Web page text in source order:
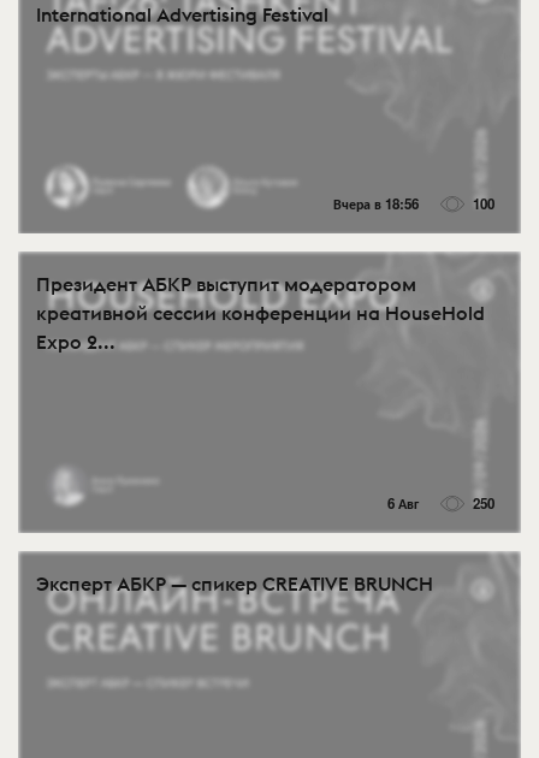
International Advertising Festival
Вчера в 18:56 100
Президент АБКР выступит модератором
креативной сессии конференции на HouseHold
Expo 2...
6 Авг 250
Эксперт АБКР — спикер CREATIVE BRUNCH